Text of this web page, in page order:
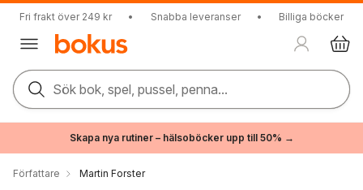
Fri frakt över 249 kr • Snabba leveranser • Billiga böcker
Sök bok, spel, pussel, penna...
Skapa nya rutiner – hälsoböcker upp till 50% →
Författare Martin Forster